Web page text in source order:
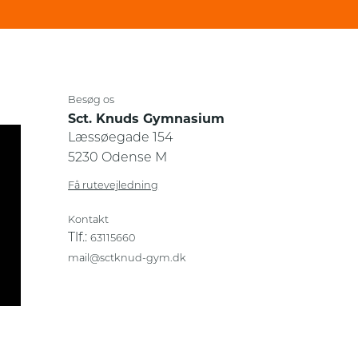
Besøg os
Sct. Knuds Gymnasium
Læssøegade 154
5230 Odense M
Få rutevejledning
Kontakt
Tlf.:63115660
mail@sctknud-gym.dk